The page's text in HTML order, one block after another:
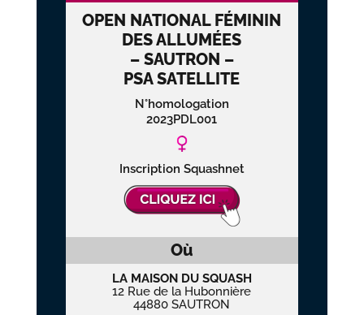
OPEN NATIONAL FÉMININ
DES ALLUMÉES
– SAUTRON –
PSA SATELLITE
N°homologation
2023PDL001
Inscription Squashnet
Où
LA MAISON DU SQUASH
12 Rue de la Hubonnière
44880 SAUTRON